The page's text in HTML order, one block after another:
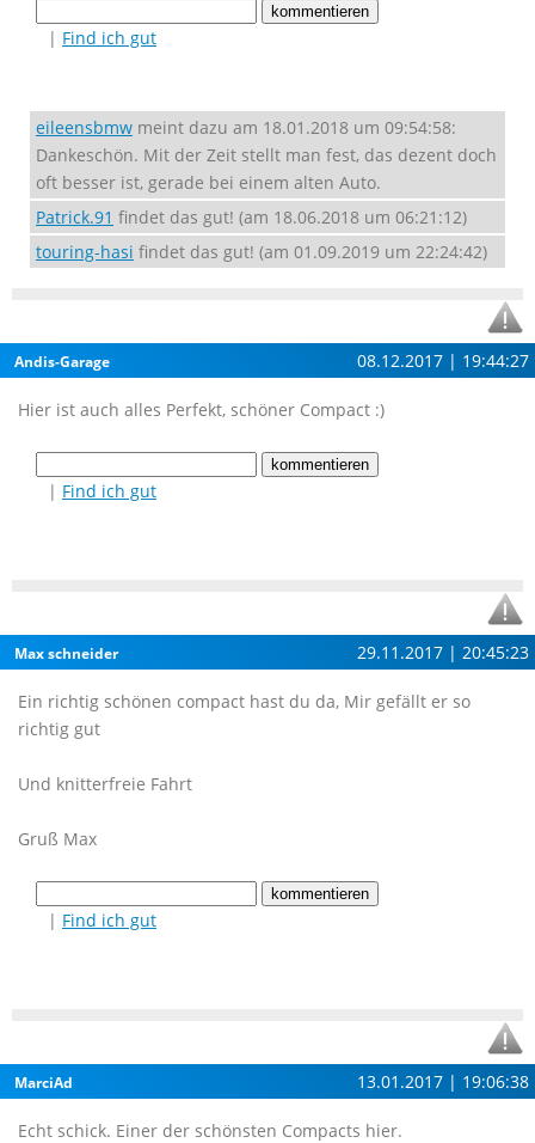
| Find ich gut
eileensbmw meint dazu am 18.01.2018 um 09:54:58:
Dankeschön. Mit der Zeit stellt man fest, das dezent doch
oft besser ist, gerade bei einem alten Auto.
Patrick.91 findet das gut! (am 18.06.2018 um 06:21:12)
touring-hasi findet das gut! (am 01.09.2019 um 22:24:42)
Andis-Garage 08.12.2017 | 19:44:27
Hier ist auch alles Perfekt, schöner Compact :)
| Find ich gut
Max schneider 29.11.2017 | 20:45:23
Ein richtig schönen compact hast du da, Mir gefällt er so
richtig gut
Und knitterfreie Fahrt
Gruß Max
| Find ich gut
MarciAd 13.01.2017 | 19:06:38
Echt schick. Einer der schönsten Compacts hier.